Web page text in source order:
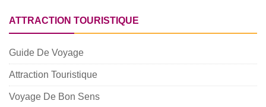
ATTRACTION TOURISTIQUE
Guide De Voyage
Attraction Touristique
Voyage De Bon Sens